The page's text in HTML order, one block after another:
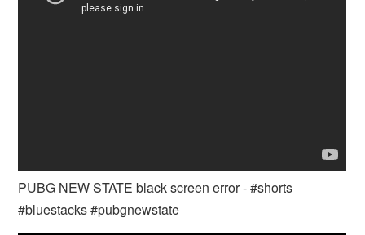
PUBG NEW STATE black screen error - #shorts
#bluestacks #pubgnewstate